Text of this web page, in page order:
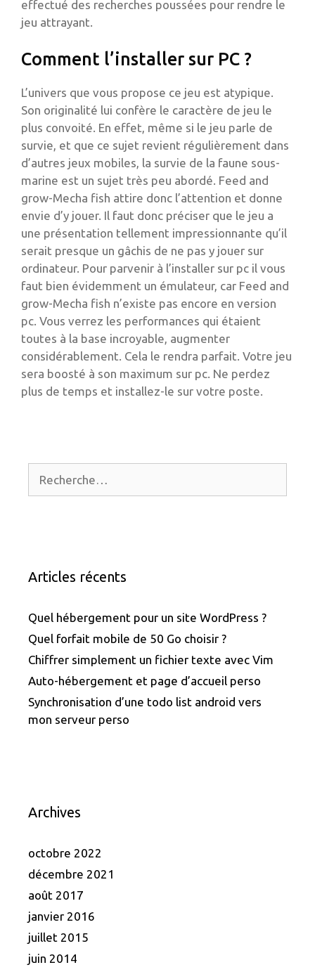
effectué des recherches poussées pour rendre le
jeu attrayant.
Comment l’installer sur PC ?
L’univers que vous propose ce jeu est atypique.
Son originalité lui confère le caractère de jeu le
plus convoité. En effet, même si le jeu parle de
survie, et que ce sujet revient régulièrement dans
d’autres jeux mobiles, la survie de la faune sous-
marine est un sujet très peu abordé. Feed and
grow-Mecha fish attire donc l’attention et donne
envie d’y jouer. Il faut donc préciser que le jeu a
une présentation tellement impressionnante qu’il
serait presque un gâchis de ne pas y jouer sur
ordinateur. Pour parvenir à l’installer sur pc il vous
faut bien évidemment un émulateur, car Feed and
grow-Mecha fish n’existe pas encore en version
pc. Vous verrez les performances qui étaient
toutes à la base incroyable, augmenter
considérablement. Cela le rendra parfait. Votre jeu
sera boosté à son maximum sur pc. Ne perdez
plus de temps et installez-le sur votre poste.
Articles récents
Quel hébergement pour un site WordPress ?
Quel forfait mobile de 50 Go choisir ?
Chiffrer simplement un fichier texte avec Vim
Auto-hébergement et page d’accueil perso
Synchronisation d’une todo list android vers
mon serveur perso
Archives
octobre 2022
décembre 2021
août 2017
janvier 2016
juillet 2015
juin 2014